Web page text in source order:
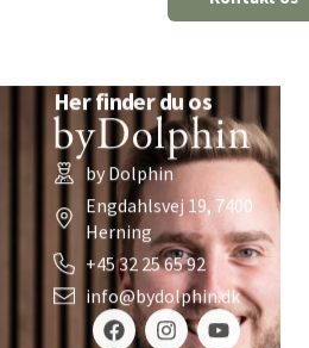
Her finder du os
by Dolphin
Engdahlsvej 19, 7400
Herning
+45 32 25 65 92
info@bydolphin.dk